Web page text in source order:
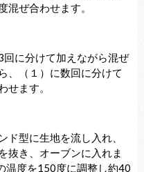
混ぜ合わせます。
に分けて加えながら混ぜ
、（１）に数回に分けて
せます。
ド型に生地を流し入れ、
抜き、オーブンに入れま
温度を150度に調整し約40